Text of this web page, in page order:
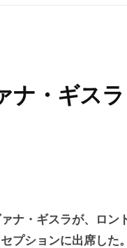
ナ・ギス
ナ・ギスラが、ロ
プションに出席し